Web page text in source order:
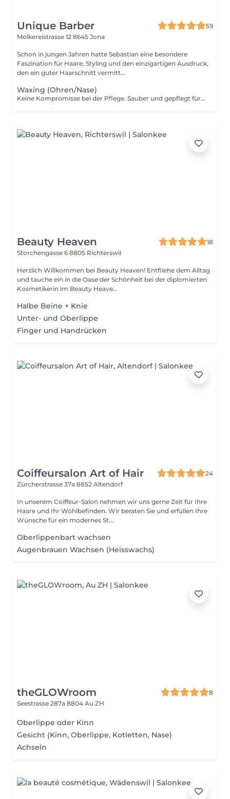
Unique Barber
59
Molkereistrasse 12 8645 Jona
Schon in jungen Jahren hatte Sebastian eine besondere
Faszination für Haare, Styling und den einzigartigen Ausdruck,
den ein guter Haarschnitt vermitt...
Waxing (Ohren/Nase)
Keine Kompromisse bei der Pflege. Sauber und gepflegt für ein makelloses Erscheinungsbild.
Beauty Heaven
18
Storchengasse 6 8805 Richterswil
Herzlich Willkommen bei Beauty Heaven! Entfliehe dem Alltag
und tauche ein in die Oase der Schönheit bei der diplomierten
Kosmetikerin im Beauty Heave...
Halbe Beine + Knie
Unter- und Oberlippe
Finger und Handrücken
Coiffeursalon Art of Hair
24
Zürcherstrasse 37a 8852 Altendorf
In unserem Coiffeur-Salon nehmen wir uns gerne Zeit für Ihre
Haare und Ihr Wohlbefinden. Wir beraten Sie und erfüllen Ihre
Wünsche für ein modernes St...
Oberlippenbart wachsen
Augenbrauen Wachsen (Heisswachs)
theGLOWroom
8
Seestrasse 287a 8804 Au ZH
Oberlippe oder Kinn
Gesicht (Kinn, Oberlippe, Kotletten, Nase)
Achseln